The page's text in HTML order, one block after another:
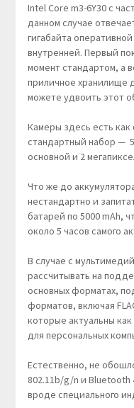
Intel Core m3-6Y30 с
данном случае
гигабайта
внутренней. Первый
момент стандартом, а
приличное хранилище
можете удвоить этот
Камеры здесь есть как
стандартный набор —
основной и 2
Что же до
нестандартно и
батарей по 5000 mAh,
около 5 часов самого
В случае с
рассчитывать на
основных форматах,
форматов, включая
которые актуальны
для персональных
Естественно, не
802.11b/g/n и Bluetooth
вроде специального